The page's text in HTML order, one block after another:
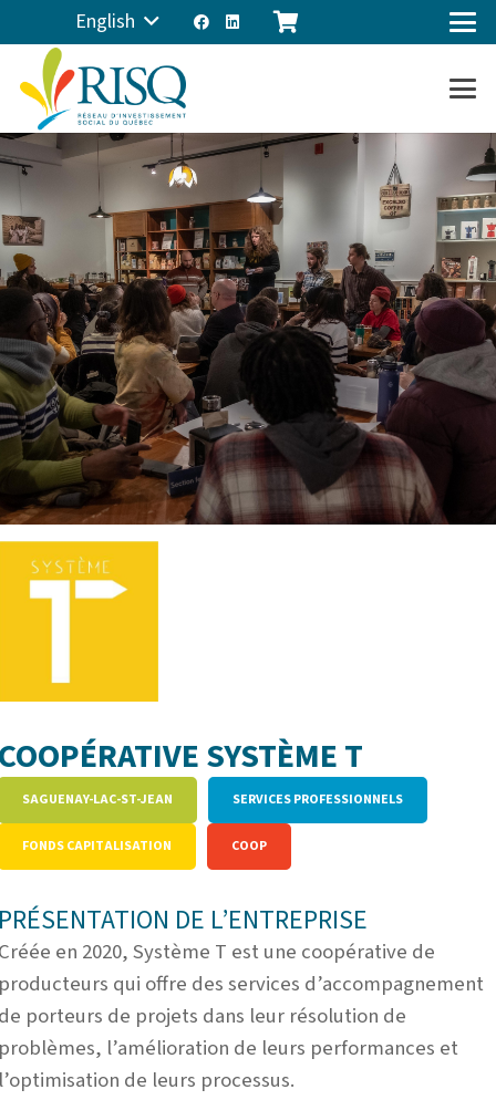
English
SYSTÈME T
SAGUENAY-LAC-ST-JEAN SERVICES PROFESSIONNELS
FONDS CAPITALISATION COOP
DE L’ENTREPRISE
en 2020, Système T est une coopérative de
qui offre des services d’accompagnement
porteurs de projets dans leur résolution de
l’amélioration de leurs performances et
de leurs processus.